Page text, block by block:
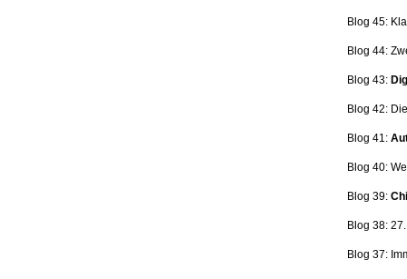
Blog 45:
Blog 44:
Blog 43:
Blog 42:
Blog 41:
Blog 40:
Blog 39:
Blog 38:
Blog 37: